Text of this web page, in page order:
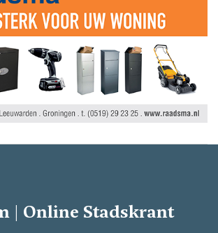
| Online Stadskrant